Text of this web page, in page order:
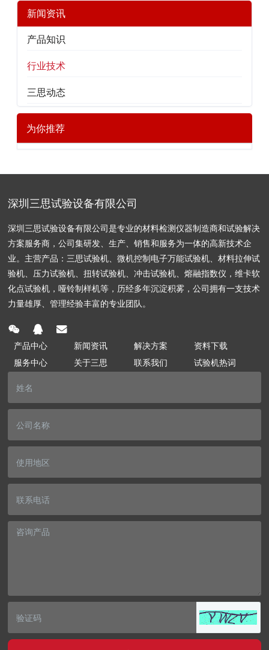
新闻资讯
产品知识
行业技术
三思动态
为你推荐
深圳三思试验设备有限公司
深圳三思试验设备有限公司是专业的材料检测仪器制造商和试验解决
方案服务商，公司集研发、生产、销售和服务为一体的高新技术企
业。主营产品：三思试验机、微机控制电子万能试验机、材料拉伸试
验机、压力试验机、扭转试验机、冲击试验机、熔融指数仪，维卡软
化点试验机，哑铃制样机等，历经多年沉淀积雾，公司拥有一支技术
力量雄厚、管理经验丰富的专业团队。
产品中心 新闻资讯 解决方案
资料下载
服务中心
关于三思 联系我们 试验机热词